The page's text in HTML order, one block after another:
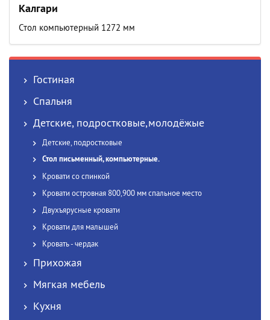
Калгари
Стол компьютерный 1272 мм
Гостиная
Спальня
Детские, подростковые,молодёжые
Детские, подростковые
Стол письменный, компьютерные.
Кровати со спинкой
Кровати островная 800,900 мм спальное место
Двухъярусные кровати
Кровати для малышей
Кровать - чердак
Прихожая
Мягкая мебель
Кухня